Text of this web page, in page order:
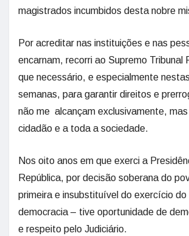
magistrados incumbidos desta nobre
Por acreditar nas instituições e nas
encarnam, recorri ao Supremo Tribunal
que necessário, e especialmente
semanas, para garantir direitos e
não me alcançam exclusivamente,
cidadão e a toda a sociedade.
Nos oito anos em que exerci a
República, por decisão soberana do
primeira e insubstituível do exercício do
democracia – tive oportunidade de
e respeito pelo Judiciário.